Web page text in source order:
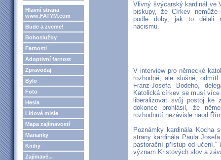
Hlavní strana
www.FATYM.com
Bude a zveme!
Bohoslužby
Farnosti
Adoptivní farnost
Zpravodaj
Bylo
Foto
Hesla
Lidové misie
Mapa zajímavostí
Marianky
Knihy
Zajímavé...
Vlivný švýcarský kardinál ve
biskupy, že Církev nemůže
podle doby, jak to dělali
nacismu.
V interview pro německé
rozhodně, ale slušně,
Franz-Josefa Bodeho,
Katolická církev se musí
liberalizovat svůj postoj ke
dokonce prohlásil, že
rozhodnutí nezávisle naod
Poznámky kardinála Kocha
strany kardinála Paula
pastorační přístup od učení,"
význam Kristových slov a